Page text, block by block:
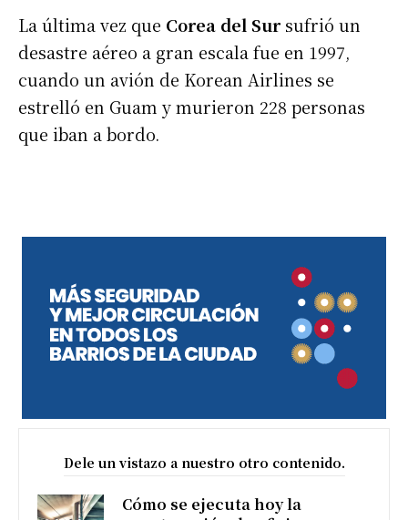
La última vez que Corea del Sur sufrió un
desastre aéreo a gran escala fue en 1997,
cuando un avión de Korean Airlines se
estrelló en Guam y murieron 228 personas
que iban a bordo.
Dele un vistazo a nuestro otro contenido.
Cómo se ejecuta hoy la